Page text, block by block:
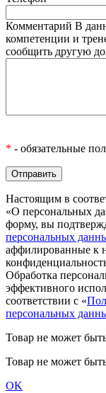
Комментарий В
компетенции и
сообщить другую
* - обязательные
Настоящим в
«О персональных
форму, вы
персональных
аффилированные к
Обработка
эффективного
соответствии с «
персональных
Товар не может
Товар не может
OK